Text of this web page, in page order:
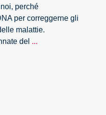
perché
per correggerne gli
malattie.
del ...